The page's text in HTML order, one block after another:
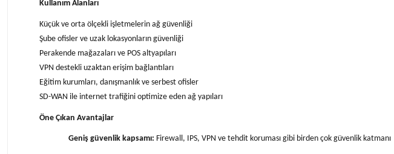
Kullanım Alanları
Küçük ve orta ölçekli işletmelerin ağ güvenliği
Şube ofisler ve uzak lokasyonların güvenliği
Perakende mağazaları ve POS altyapıları
VPN destekli uzaktan erişim bağlantıları
Eğitim kurumları, danışmanlık ve serbest ofisler
SD-WAN ile internet trafiğini optimize eden ağ yapıları
Öne Çıkan Avantajlar
Geniş güvenlik kapsamı: Firewall, IPS, VPN ve tehdit koruması gibi birden çok güvenlik katmanı